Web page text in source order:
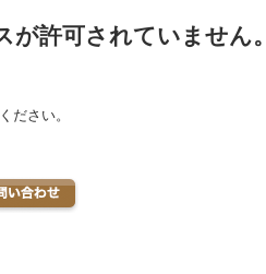
許可されていません。
ださい。